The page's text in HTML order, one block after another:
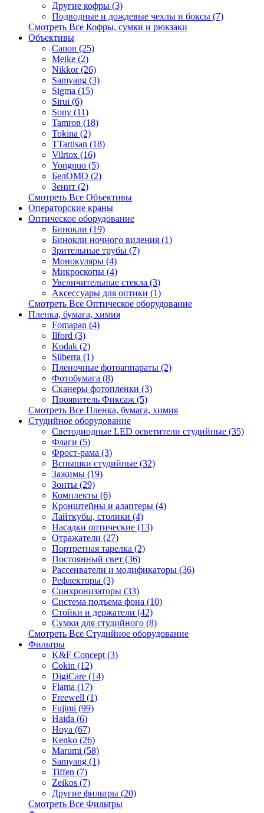
Другие кофры (3)
Подводные и дождевые чехлы и боксы (7)
Смотреть Все Кофры, сумки и рюкзаки
Объективы
Canon (25)
Meike (2)
Nikkor (26)
Samyang (3)
Sigma (15)
Sirui (6)
Sony (11)
Tamron (18)
Tokina (2)
TTartisan (18)
Vilrtox (16)
Yongnuo (5)
БелOMO (2)
Зенит (2)
Смотреть Все Объективы
Операторские краны
Оптическое оборудование
Бинокли (19)
Бинокли ночного видения (1)
Зрительные трубы (7)
Монокуляры (4)
Микроскопы (4)
Увеличительные стекла (3)
Аксессуары для оптики (1)
Смотреть Все Оптическое оборудование
Пленка, бумага, химия
Fomapan (4)
Ilford (3)
Kodak (2)
Silberra (1)
Пленочные фотоаппараты (2)
Фотобумага (8)
Сканеры фотопленки (3)
Проявитель Фиксаж (5)
Смотреть Все Пленка, бумага, химия
Студийное оборудование
Светодиодные LED осветители студийные (35)
Флаги (5)
Фрост-рама (3)
Вспышки студийные (32)
Зажимы (19)
Зонты (29)
Комплекты (6)
Кронштейны и адаптеры (4)
Лайткубы, столики (4)
Насадки оптические (13)
Отражатели (27)
Портретная тарелка (2)
Постоянный свет (36)
Рассеиватели и модификаторы (36)
Рефлекторы (3)
Синхронизаторы (33)
Система подъема фона (10)
Стойки и держатели (42)
Сумки для студийного (8)
Смотреть Все Студийное оборудование
Фильтры
K&F Concept (3)
Cokin (12)
DigiCare (14)
Flama (17)
Freewell (1)
Fujimi (99)
Haida (6)
Hoya (67)
Kenko (26)
Marumi (58)
Samyang (1)
Tiffen (7)
Zeikos (7)
Другие фильтры (20)
Смотреть Все Фильтры